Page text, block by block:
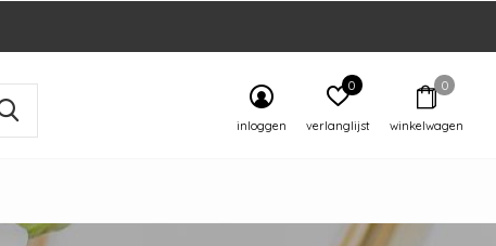
inloggen verlanglijst
0
winkelwagen
0